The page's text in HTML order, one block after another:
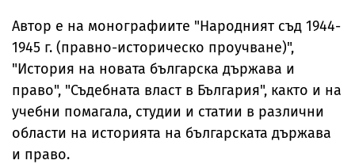
Автор е на монографиите "Народният съд 1944-
1945 г. (правно-историческо проучване)",
"История на новата българска държава и
право", "Съдебната власт в България", както и на
учебни помагала, студии и статии в различни
области на историята на българската държава
и право.